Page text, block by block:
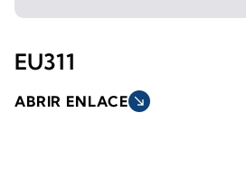
EU311
ABRIR ENLACE south_east